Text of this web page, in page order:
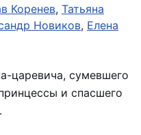
Коренев, Татьяна
Новиков, Елена
царевича, сумевшего
и спасшего